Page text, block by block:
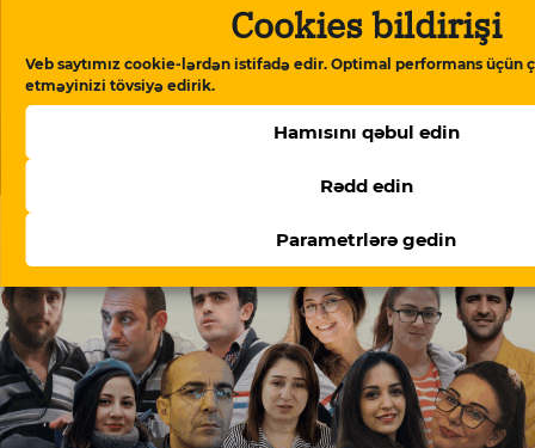
Cookies bildirişi
Veb saytımız cookie-lərdən istifadə edir. Optimal performans üçün
etməyinizi tövsiyə edirik.
Hamısını qəbul edin
Rədd edin
Parametrlərə gedin
Doymaq feili – Ramin Deko yazır